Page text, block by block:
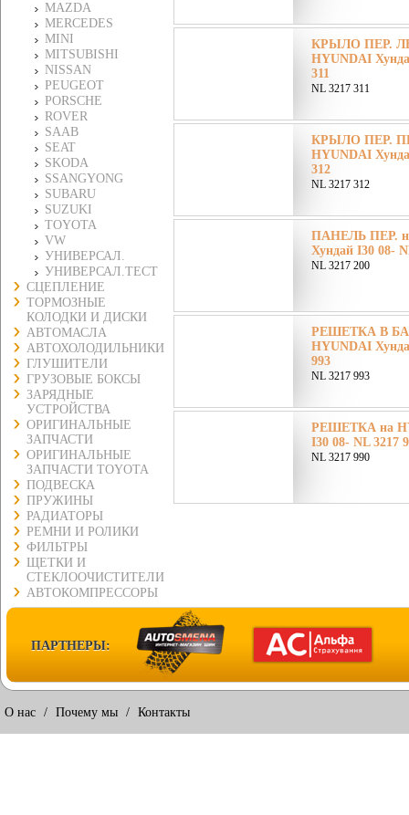
MAZDA
MERCEDES
MINI
MITSUBISHI
NISSAN
PEUGEOT
PORSCHE
ROVER
SAAB
SEAT
SKODA
SSANGYONG
SUBARU
SUZUKI
TOYOTA
VW
УНИВЕРСАЛ.
УНИВЕРСАЛ.ТЕСТ
СЦЕПЛЕНИЕ
ТОРМОЗНЫЕ
КОЛОДКИ И ДИСКИ
АВТОМАСЛА
АВТОХОЛОДИЛЬНИКИ
ГЛУШИТЕЛИ
ГРУЗОВЫЕ БОКСЫ
ЗАРЯДНЫЕ
УСТРОЙСТВА
ОРИГИНАЛЬНЫЕ
ЗАПЧАСТИ
ОРИГИНАЛЬНЫЕ
ЗАПЧАСТИ TOYOTA
ПОДВЕСКА
ПРУЖИНЫ
РАДИАТОРЫ
РЕМНИ И РОЛИКИ
ФИЛЬТРЫ
ЩЕТКИ И
СТЕКЛООЧИСТИТЕЛИ
АВТОКОМПРЕССОРЫ
КРЫЛО ПЕР.
HYUNDAI
311
NL 3217 311
КРЫЛО ПЕР.
HYUNDAI
312
NL 3217 312
ПАНЕЛЬ ПЕР.
Хундай I30 08-
NL 3217 200
РЕШЕТКА В
HYUNDAI
993
NL 3217 993
РЕШЕТКА на
I30 08- NL 3217
NL 3217 990
ПАРТНЕРЫ:
О нас / Почему мы / Контакты